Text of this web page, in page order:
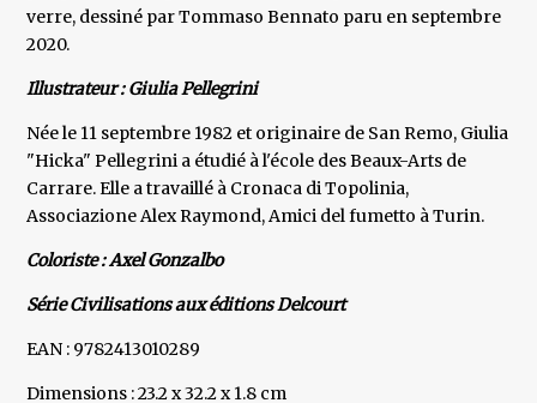
verre, dessiné par Tommaso Bennato paru en septembre
2020.
Illustrateur : Giulia Pellegrini
Née le 11 septembre 1982 et originaire de San Remo, Giulia
"Hicka" Pellegrini a étudié à l'école des Beaux-Arts de
Carrare. Elle a travaillé à Cronaca di Topolinia,
Associazione Alex Raymond, Amici del fumetto à Turin.
Coloriste : Axel Gonzalbo
Série Civilisations aux éditions Delcourt
EAN : 9782413010289
Dimensions : 23.2 x 32.2 x 1.8 cm